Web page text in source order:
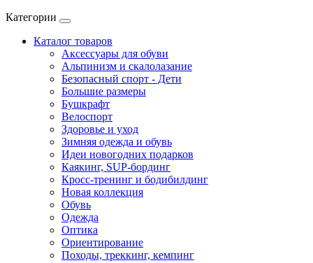
Категории
Каталог товаров
Аксессуары для обуви
Альпинизм и скалолазание
Безопасный спорт - Дети
Большие размеры
Бушкрафт
Велоспорт
Здоровье и уход
Зимняя одежда и обувь
Идеи новогодних подарков
Каякинг, SUP-бординг
Кросс-тренинг и бодибилдинг
Новая коллекция
Обувь
Одежда
Оптика
Ориентирование
Походы, треккинг, кемпинг